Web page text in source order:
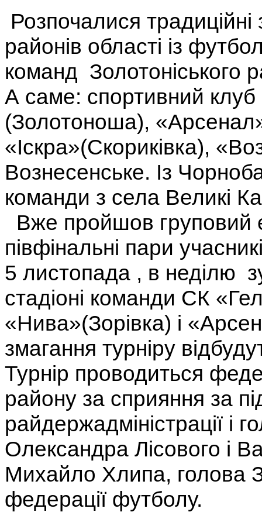
Розпочалися
районів області із
команд Золотоніського
А саме: спортивний
(Золотоноша),
«Іскра»(Скориківка),
Вознесенське. Із
команди з села Великі
Вже пройшов груповий
півфінальні пари
5 листопада , в неділю
стадіоні команди СК
«Нива»(Зорівка) і
змагання турніру
Турнір проводиться
району за сприяння за
райдержадміністрації і
Олександра Лісового і
Михайло Хлипа, голова
федерації футболу.